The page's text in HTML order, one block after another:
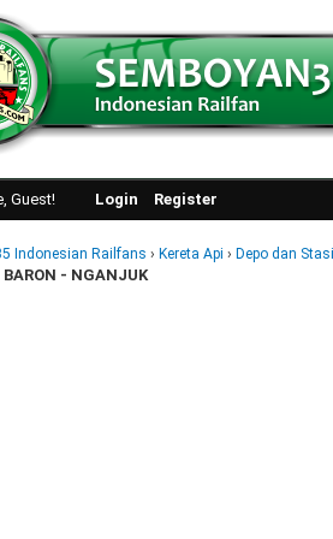
Guest! Login Register
Indonesian Railfans › Kereta Api › Depo dan
- NGANJUK